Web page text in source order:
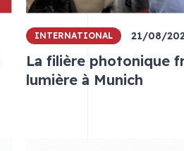
INTERNATIONAL 21/08/
La filière photonique
lumière à Munich